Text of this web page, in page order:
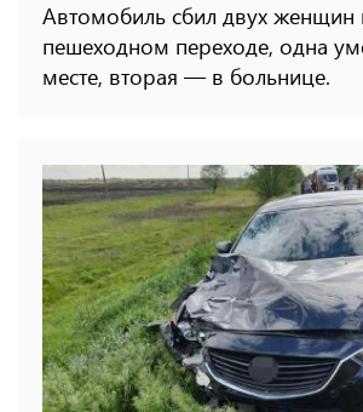
Автомобиль сбил двух женщин
пешеходном переходе, одна
месте, вторая — в больнице.